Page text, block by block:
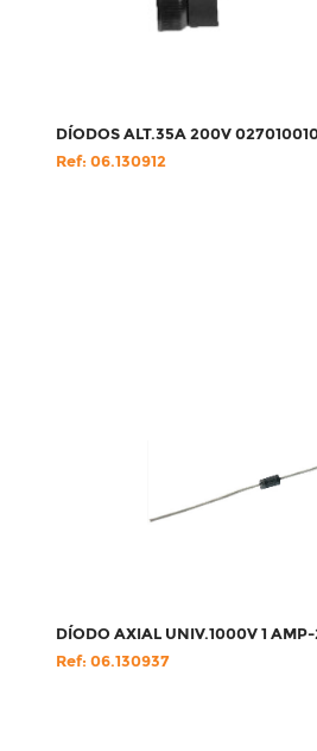
DÍODOS ALT.35A 200V
Ref: 06.130912
DÍODO AXIAL UNIV.1000V 1
Ref: 06.130937